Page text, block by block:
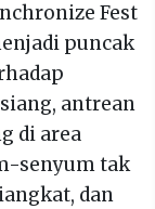
Fest
puncak
antrean
di area
senyum tak
dan